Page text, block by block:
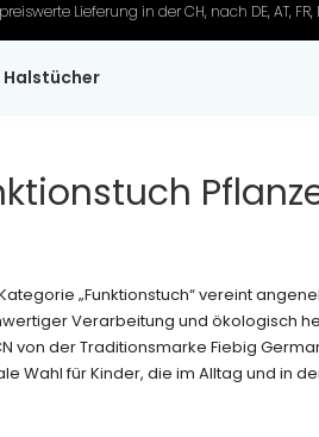
Lieferung in der CH, nach DE, AT, FR,
Halstücher
„Funktionstuch“ vereint
Verarbeitung und ökologisch
von der Traditionsmarke Fiebig
Wahl für Kinder, die im Alltag und in